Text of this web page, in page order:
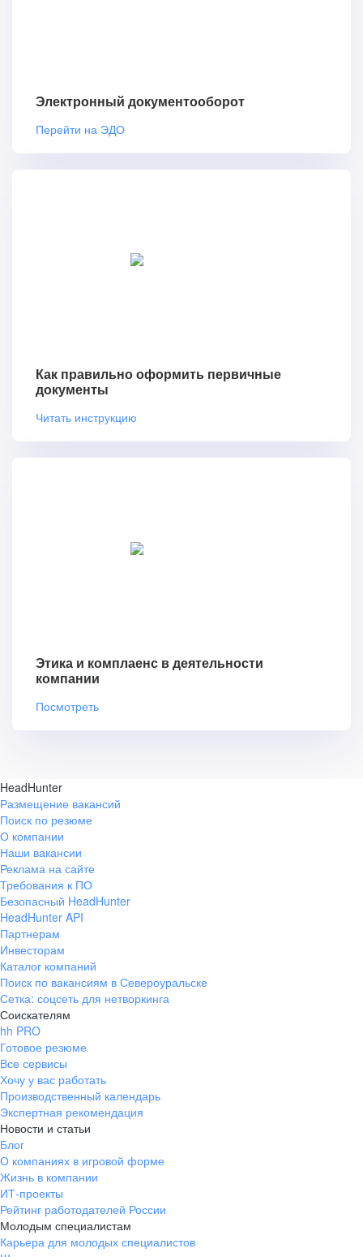
Электронный документооборот
Перейти на ЭДО
Как правильно оформить первичные
документы
Читать инструкцию
Этика и комплаенс в деятельности
компании
Посмотреть
HeadHunter
Размещение вакансий
Поиск по резюме
О компании
Наши вакансии
Реклама на сайте
Требования к ПО
Безопасный HeadHunter
HeadHunter API
Партнерам
Инвесторам
Каталог компаний
Поиск по вакансиям в Североуральске
Сетка: соцсеть для нетворкинга
Соискателям
hh PRO
Готовое резюме
Все сервисы
Хочу у вас работать
Производственный календарь
Экспертная рекомендация
Новости и статьи
Блог
О компаниях в игровой форме
Жизнь в компании
ИТ-проекты
Рейтинг работодателей России
Молодым специалистам
Карьера для молодых специалистов